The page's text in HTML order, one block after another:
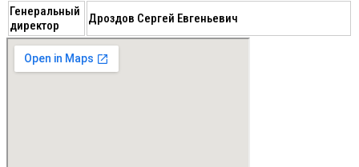
Генеральный
директор
Дроздов Сергей Евгеньевич